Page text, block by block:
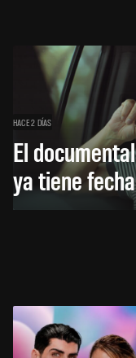
HACE 2 DÍAS
El
ya tiene